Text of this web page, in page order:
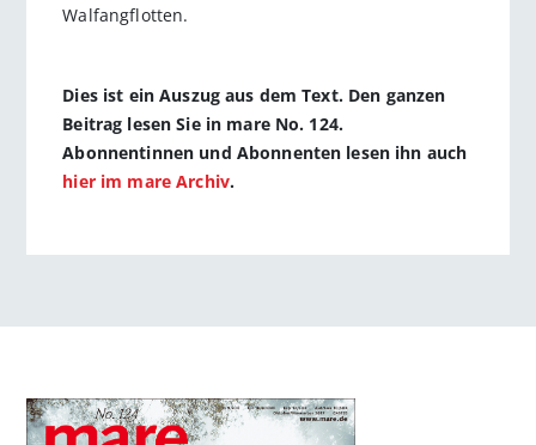
Walfangflotten.
Dies ist ein Auszug aus dem Text. Den ganzen
Beitrag lesen Sie in mare No. 124.
Abonnentinnen und Abonnenten lesen ihn auch
hier im mare Archiv.